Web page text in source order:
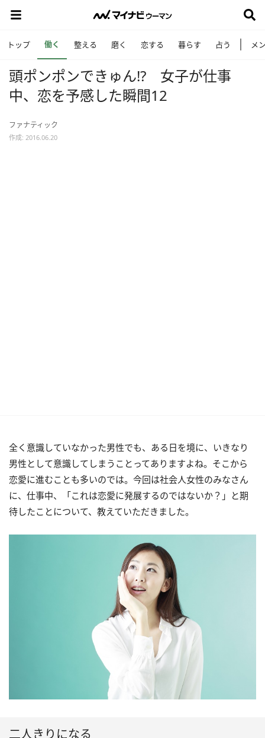
トップ 働く 整える 磨く 恋する 暮らす 占う メ
頭ポンポンできゅん!? 女子が仕事
中、恋を予感した瞬間12
ファナティック
作成: 2016.06.20
全く意識していなかった男性でも、ある日を境に、いきなり
男性として意識してしまうことってありますよね。そこから
恋愛に進むことも多いのでは。今回は社会人女性のみなさん
に、仕事中、「これは恋愛に発展するのではないか？」と期
待したことについて、教えていただきました。
二人きりになる